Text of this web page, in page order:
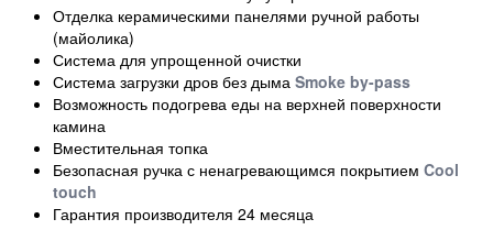
Отделка керамическими панелями ручной работы
(майолика)
Система для упрощенной очистки
Система загрузки дров без дыма Smoke by-pass
Возможность подогрева еды на верхней поверхности
камина
Вместительная топка
Безопасная ручка с ненагревающимся покрытием Cool
touch
Гарантия производителя 24 месяца